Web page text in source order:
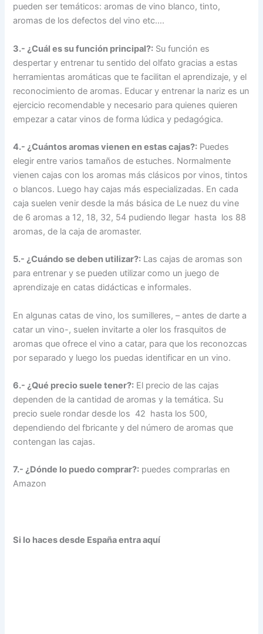
pueden ser temáticos: aromas de vino blanco, tinto,
aromas de los defectos del vino etc….
3.- ¿Cuál es su función principal?: Su función es
despertar y entrenar tu sentido del olfato gracias a estas
herramientas aromáticas que te facilitan el aprendizaje, y el
reconocimiento de aromas. Educar y entrenar la nariz es un
ejercicio recomendable y necesario para quienes quieren
empezar a catar vinos de forma lúdica y pedagógica.
4.- ¿Cuántos aromas vienen en estas cajas?: Puedes
elegir entre varios tamaños de estuches. Normalmente
vienen cajas con los aromas más clásicos por vinos, tintos
o blancos. Luego hay cajas más especializadas. En cada
caja suelen venir desde la más básica de Le nuez du vine
de 6 aromas a 12, 18, 32, 54 pudiendo llegar hasta los 88
aromas, de la caja de aromaster.
5.- ¿Cuándo se deben utilizar?: Las cajas de aromas son
para entrenar y se pueden utilizar como un juego de
aprendizaje en catas didácticas e informales.
En algunas catas de vino, los sumilleres, – antes de darte a
catar un vino-, suelen invitarte a oler los frasquitos de
aromas que ofrece el vino a catar, para que los reconozcas
por separado y luego los puedas identificar en un vino.
6.- ¿Qué precio suele tener?: El precio de las cajas
dependen de la cantidad de aromas y la temática. Su
precio suele rondar desde los 42 hasta los 500,
dependiendo del fbricante y del número de aromas que
contengan las cajas.
7.- ¿Dónde lo puedo comprar?: puedes comprarlas en
Amazon
Si lo haces desde España entra aquí